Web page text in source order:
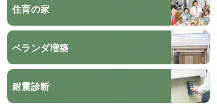
住育の家
ベランダ増築
耐震診断